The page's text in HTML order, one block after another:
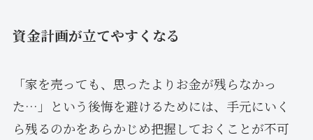
資金計画が立てやすくなる
「家を売っても、思ったよりお金が残らなかっ
た…」という後悔を避けるためには、手元にいく
ら残るのかをあらかじめ把握しておくことが不可